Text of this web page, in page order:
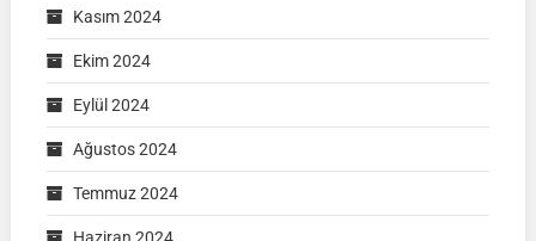
Kasım 2024
Ekim 2024
Eylül 2024
Ağustos 2024
Temmuz 2024